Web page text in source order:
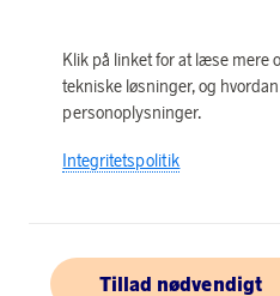
Klik på linket for at læse mere
tekniske løsninger, og
personoplysninger.
Integritetspolitik
Tillad nødvendigt